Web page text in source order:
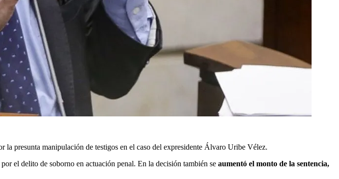
la presunta manipulación de testigos en el caso del expresidente Álvaro Uribe Vélez.
el delito de soborno en actuación penal. En la decisión también se aumentó el monto de la sentencia,